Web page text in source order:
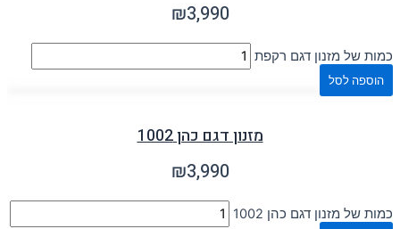
₪3,990
כמות של מזנון דגם רקפת
הוספה לסל
מזנון דגם כהן 1002
₪3,990
כמות של מזנון דגם כהן 1002